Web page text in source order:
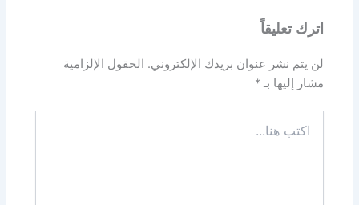
اترك تعليقاً
لن يتم نشر عنوان بريدك الإلكتروني.
الحقول الإلزامية
مشار إليها بـ*
هنا...